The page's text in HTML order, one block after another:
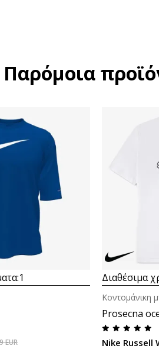
Παρόμοια
1
EUR
Διαθέσιμα
Prosecna
Nike Russell